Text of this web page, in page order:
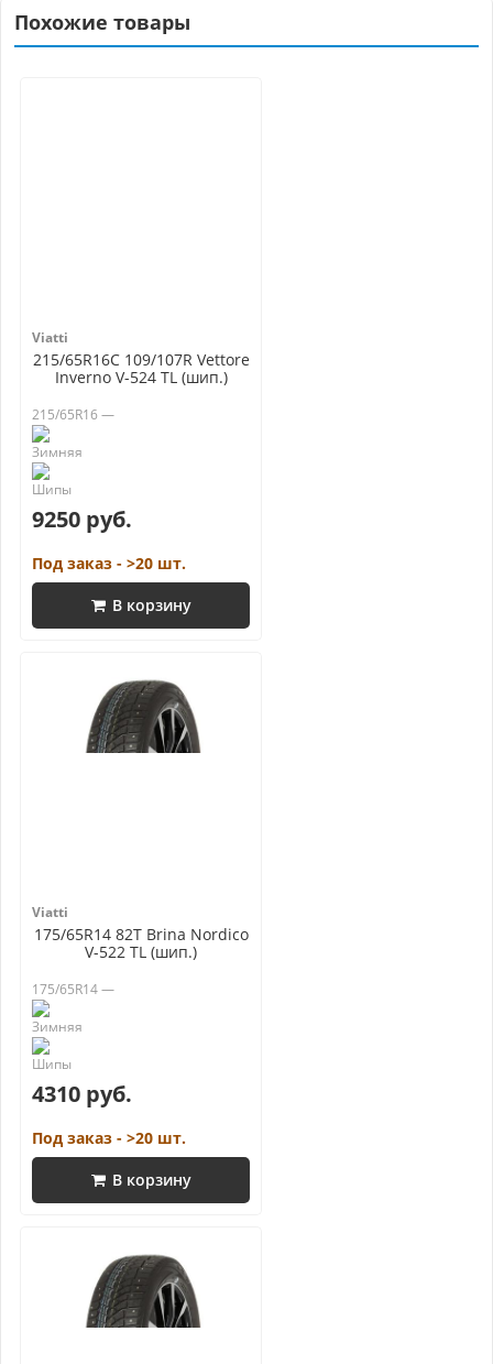
Похожие товары
Viatti
215/65R16C 109/107R Vettore
Inverno V-524 TL (шип.)
215/65R16 —
9250 руб.
Под заказ - >20 шт.
В корзину
Viatti
175/65R14 82T Brina Nordico
V-522 TL (шип.)
175/65R14 —
4310 руб.
Под заказ - >20 шт.
В корзину